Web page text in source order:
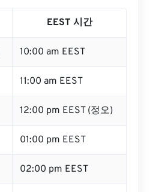
EEST 시간
10:00 am EEST
11:00 am EEST
12:00 pm EEST (정오)
01:00 pm EEST
02:00 pm EEST